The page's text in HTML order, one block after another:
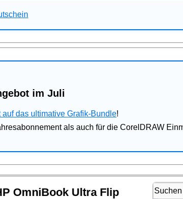
im Juli
das ultimative Grafik-Bundle!
als auch für die CorelDRAW
OmniBook Ultra Flip